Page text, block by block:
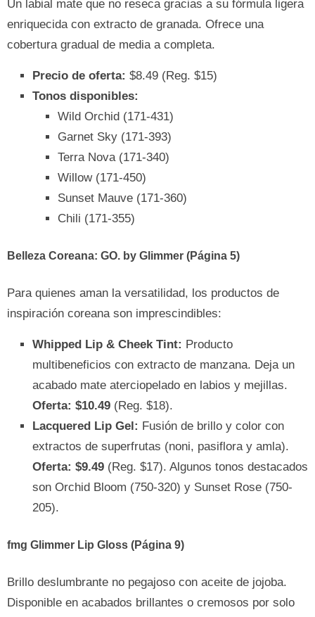
Un labial mate que no reseca gracias a su fórmula ligera
enriquecida con extracto de granada. Ofrece una
cobertura gradual de media a completa.
Precio de oferta: $8.49 (Reg. $15)
Tonos disponibles:
Wild Orchid (171-431)
Garnet Sky (171-393)
Terra Nova (171-340)
Willow (171-450)
Sunset Mauve (171-360)
Chili (171-355)
Belleza Coreana: GO. by Glimmer (Página 5)
Para quienes aman la versatilidad, los productos de
inspiración coreana son imprescindibles:
Whipped Lip & Cheek Tint: Producto
multibeneficios con extracto de manzana. Deja un
acabado mate aterciopelado en labios y mejillas.
Oferta: $10.49 (Reg. $18).
Lacquered Lip Gel: Fusión de brillo y color con
extractos de superfrutas (noni, pasiflora y amla).
Oferta: $9.49 (Reg. $17). Algunos tonos destacados
son Orchid Bloom (750-320) y Sunset Rose (750-
205).
fmg Glimmer Lip Gloss (Página 9)
Brillo deslumbrante no pegajoso con aceite de jojoba.
Disponible en acabados brillantes o cremosos por solo